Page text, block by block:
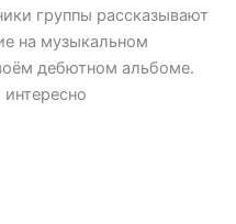
группы рассказывают
на музыкальном
дебютном альбоме.